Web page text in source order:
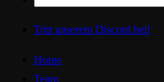
Tritt unserem Discord bei!
Home
Team